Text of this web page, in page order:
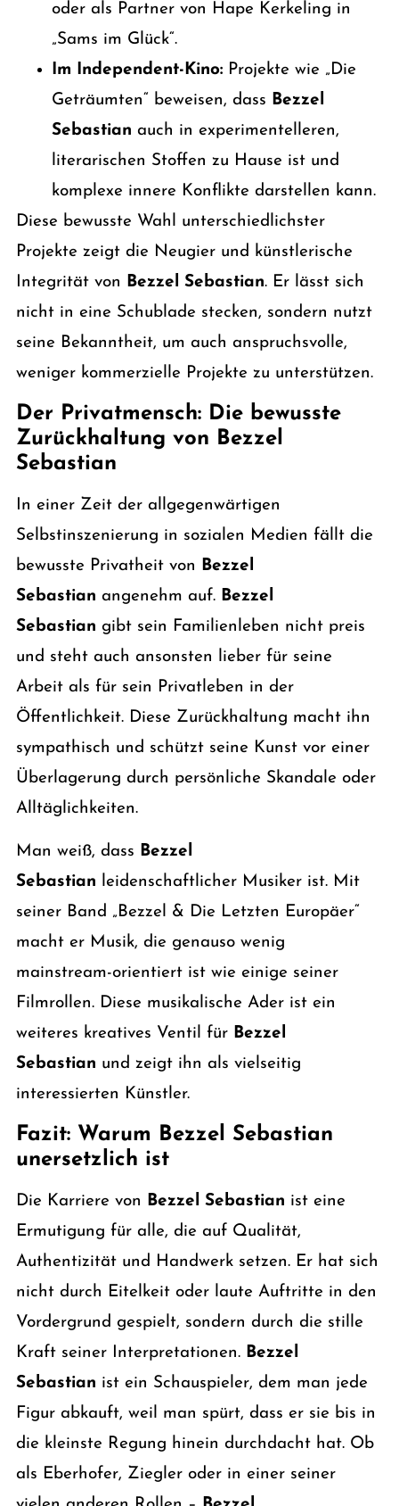
oder als Partner von Hape Kerkeling in
„Sams im Glück“.
Im Independent-Kino:Projekte wie „Die
Geträumten“ beweisen, dass Bezzel
Sebastian auch in experimentelleren,
literarischen Stoffen zu Hause ist und
komplexe innere Konflikte darstellen kann.
Diese bewusste Wahl unterschiedlichster
Projekte zeigt die Neugier und künstlerische
Integrität von Bezzel Sebastian. Er lässt sich
nicht in eine Schublade stecken, sondern nutzt
seine Bekanntheit, um auch anspruchsvolle,
weniger kommerzielle Projekte zu unterstützen.
Der Privatmensch: Die bewusste
Zurückhaltung von Bezzel
Sebastian
In einer Zeit der allgegenwärtigen
Selbstinszenierung in sozialen Medien fällt die
bewusste Privatheit von Bezzel
Sebastian angenehm auf. Bezzel
Sebastian gibt sein Familienleben nicht preis
und steht auch ansonsten lieber für seine
Arbeit als für sein Privatleben in der
Öffentlichkeit. Diese Zurückhaltung macht ihn
sympathisch und schützt seine Kunst vor einer
Überlagerung durch persönliche Skandale oder
Alltäglichkeiten.
Man weiß, dass Bezzel
Sebastian leidenschaftlicher Musiker ist. Mit
seiner Band „Bezzel & Die Letzten Europäer“
macht er Musik, die genauso wenig
mainstream-orientiert ist wie einige seiner
Filmrollen. Diese musikalische Ader ist ein
weiteres kreatives Ventil für Bezzel
Sebastian und zeigt ihn als vielseitig
interessierten Künstler.
Fazit: Warum Bezzel Sebastian
unersetzlich ist
Die Karriere von Bezzel Sebastian ist eine
Ermutigung für alle, die auf Qualität,
Authentizität und Handwerk setzen. Er hat sich
nicht durch Eitelkeit oder laute Auftritte in den
Vordergrund gespielt, sondern durch die stille
Kraft seiner Interpretationen. Bezzel
Sebastian ist ein Schauspieler, dem man jede
Figur abkauft, weil man spürt, dass er sie bis in
die kleinste Regung hinein durchdacht hat. Ob
als Eberhofer, Ziegler oder in einer seiner